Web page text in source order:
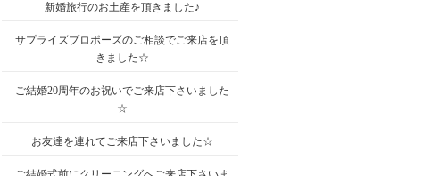
新婚旅行のお土産を頂きました♪
サプライズプロポーズのご相談でご来店を頂
きました☆
ご結婚20周年のお祝いでご来店下さいました
☆
お友達を連れてご来店下さいました☆